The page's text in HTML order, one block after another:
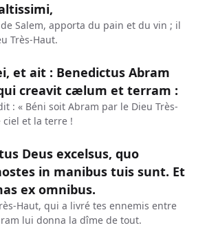
Salem, apporta du pain et du vin ; il
Très-Haut.
et ait : Benedictus Abram
creavit cælum et terram :
: « Béni soit Abram par le Dieu Très-
ciel et la terre !
Deus excelsus, quo
in manibus tuis sunt. Et
ex omnibus.
Haut, qui a livré tes ennemis entre
lui donna la dîme de tout.